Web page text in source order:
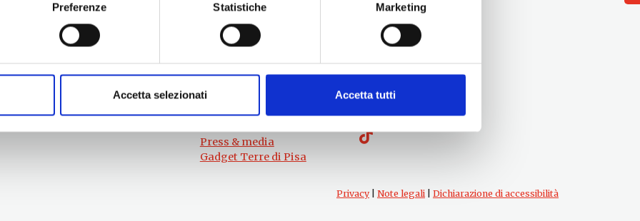
Preferenze Statistiche Marketing
Accetta selezionati Accetta tutti
Per informazioni
Servizio Promozione e Sviluppo delle
Ufficio Internazionalizzazione,
turismo@tno.camcom.it
#lemieTerrediPisa
Esperienze
Eventi
Attrazioni
Prodotti e Servizi
Press & media
Gadget Terre di Pisa
Seguici su
Privacy| Note legali Dichiarazione di accessibilità